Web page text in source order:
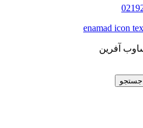
آفرین
جستجو